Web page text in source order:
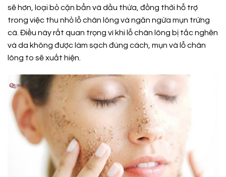
sẽ hơn, loại bỏ cặn bẩn và dầu thừa, đồng thời hỗ trợ
trong việc thu nhỏ lỗ chân lông và ngăn ngừa mụn trứng
cá. Điều này rất quan trọng vì khi lỗ chân lông bị tắc nghẽn
và da không được làm sạch đúng cách, mụn và lỗ chân
lông to sẽ xuất hiện.